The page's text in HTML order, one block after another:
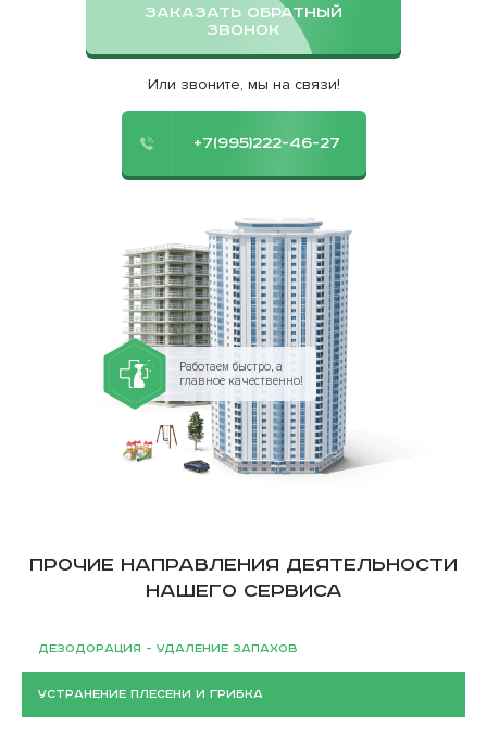
ЗАКАЗАТЬ ОБРАТНЫЙ
ЗВОНОК
Или звоните, мы на связи!
+7(995)222-46-27
Работаем быстро, а
главное качественно!
Прочие направления деятельности
нашего сервиса
Дезодорация - удаление запахов
Устранение плесени и грибка